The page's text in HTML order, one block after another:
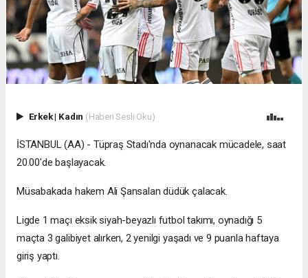
Erkek| Kadın (Haberi Sesli Oku)
İSTANBUL (AA) - Tüpraş Stadı'nda oynanacak mücadele, saat
20.00'de başlayacak.
Müsabakada hakem Ali Şansalan düdük çalacak.
Ligde 1 maçı eksik siyah-beyazlı futbol takımı, oynadığı 5
maçta 3 galibiyet alırken, 2 yenilgi yaşadı ve 9 puanla haftaya
giriş yaptı.